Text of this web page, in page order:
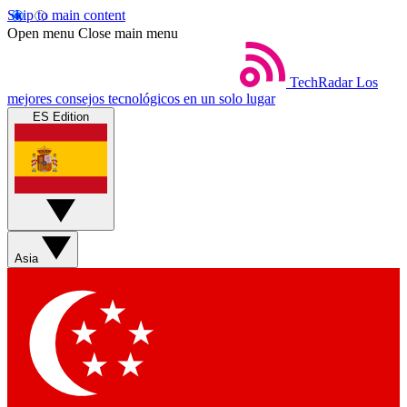
Skip to main content
Open menu Close main menu
TechRadar Los
mejores consejos tecnológicos en un solo lugar
ES Edition
Asia